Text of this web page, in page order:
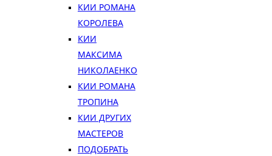
КИИ РОМАНА
КОРОЛЕВА
КИИ
МАКСИМА
НИКОЛАЕНКО
КИИ РОМАНА
ТРОПИНА
КИИ ДРУГИХ
МАСТЕРОВ
ПОДОБРАТЬ